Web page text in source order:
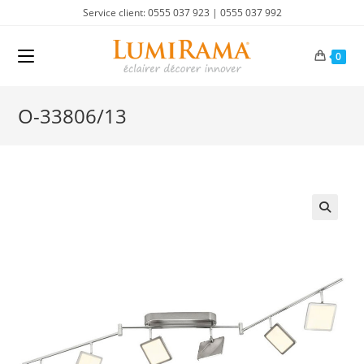
content
Service client: 0555 037 923 | 0555 037 992
0
O-33806/13